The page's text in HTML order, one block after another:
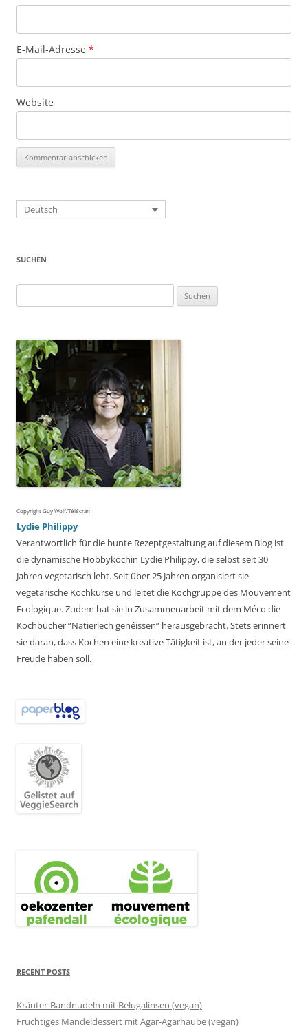
E-Mail-Adresse *
Website
Deutsch
SUCHEN
nach:
Copyright Guy Wolf/Télécran
Lydie Philippy
Verantwortlich für die bunte Rezeptgestaltung auf diesem Blog ist
die dynamische Hobbyköchin Lydie Philippy, die selbst seit 30
Jahren vegetarisch lebt. Seit über 25 Jahren organisiert sie
vegetarische Kochkurse und leitet die Kochgruppe des Mouvement
Ecologique. Zudem hat sie in Zusammenarbeit mit dem Méco die
Kochbücher “Natierlech genéissen” herausgebracht. Stets erinnert
sie daran, dass Kochen eine kreative Tätigkeit ist, an der jeder seine
Freude haben soll.
RECENT POSTS
Kräuter-Bandnudeln mit Belugalinsen (vegan)
Fruchtiges Mandeldessert mit Agar-Agarhaube (vegan)